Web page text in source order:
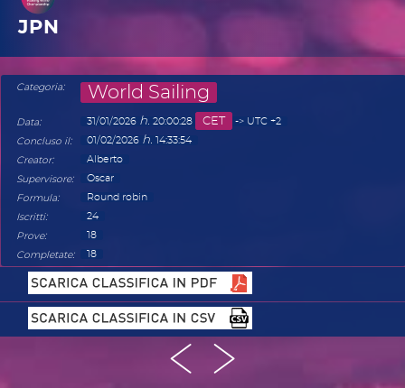
JPN
Categoria World Sailing
Data 31/01/2026 h. 20:00:28 CET
-> UTC +2
Concluso il: 01/02/2026 h. 14:33:54
Creator:
Alberto
Supervisore:
Oscar
Formula
Round robin
Iscritti:
24
Prove:
18
Completate: 18